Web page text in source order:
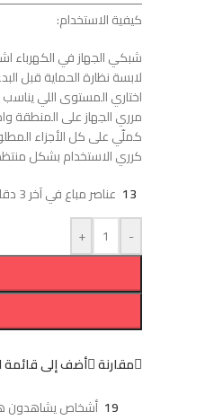
كيفية الاستخدام:
شبكي الجهاز في الكهرباء
لابسة نظارة الحماية قبل
اختاري المستوى اللي
مرري الجهاز على
كملّي على كل الأجزاء
كرري الاستخدام بشكل
13 عناصر مباع في آخر 3 دقائق
-
+
مقارنة أضف إلى قائمة
19 أشخاص يشاهدون